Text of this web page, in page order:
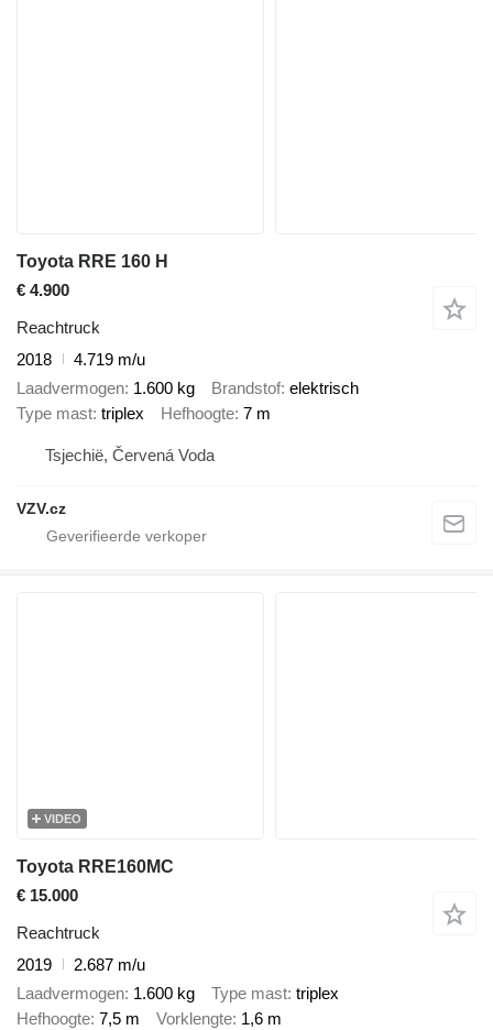
Toyota RRE 160 H
€ 4.900
Reachtruck
2018
4.719 m/u
Laadvermogen 1.600 kg Brandstof elektrisch
Type mast triplex Hefhoogte 7 m
Tsjechië, Červená Voda
VZV.cz
VIDEO
Toyota RRE160MC
€ 15.000
Reachtruck
2019
2.687 m/u
Laadvermogen 1.600 kg Type mast triplex
Hefhoogte 7,5 m Vorklengte 1,6 m